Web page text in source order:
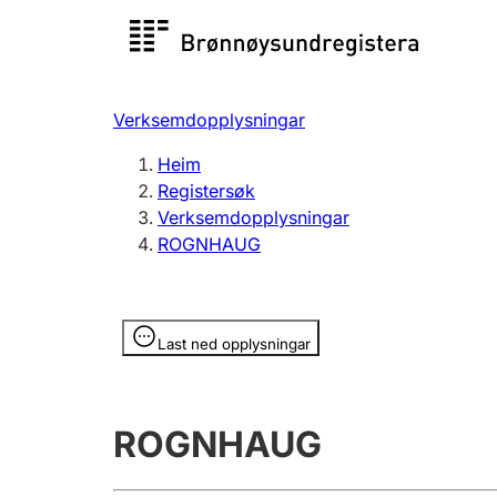
Registersøk
Registrere, endre, slette
Verksemdopplysningar
Heim
Registersøk
Verksemdopplysningar
ROGNHAUG
Last ned opplysningar
Opplysninger er skjult
ROGNHAUG